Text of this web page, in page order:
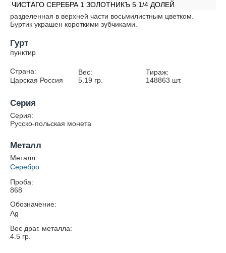
ЧИСТАГО СЕРЕБРА 1 ЗОЛОТНИКЪ 5 1/4 ДОЛЕЙ
разделенная в верхней части восьмилистным цветком.
Буртик украшен короткими зубчиками.
Гурт
пунктир
Страна:
Царская Россия
Вес:
5.19 гр.
Тираж:
148863 шт.
Серия
Серия:
Русско-польская монета
Металл
Металл:
Серебро
Проба:
868
Обозначение:
Ag
Вес драг. металла:
4.5 гр.